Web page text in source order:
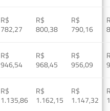
R$
782,27
R$
800,38
R$
790,16
R$
946,54
R$
968,45
R$
956,09
R$
1.135,86
R$
1.162,15
R$
1.147,32